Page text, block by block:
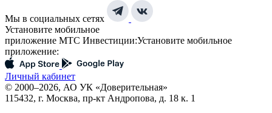
Мы в социальных сетях
Установите мобильное
приложение МТС Инвестиции:Установите мобильное
приложение:
Личный кабинет
© 2000–2026, АО УК «Доверительная»
115432, г. Москва, пр-кт Андропова, д. 18 к. 1